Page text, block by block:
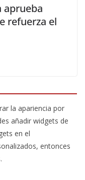
aprueba
refuerza el
la apariencia por
añadir widgets de
en el
entonces